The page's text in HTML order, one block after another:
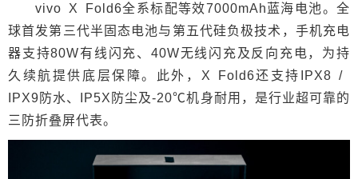
vivo X Fold6全系标配等效7000mAh蓝海电池。全
球首发第三代半固态电池与第五代硅负极技术，手机充电
器支持80W有线闪充、40W无线闪充及反向充电，为持
久续航提供底层保障。此外，X Fold6还支持IPX8 /
IPX9防水、IP5X防尘及-20℃机身耐用，是行业超可靠的
三防折叠屏代表。